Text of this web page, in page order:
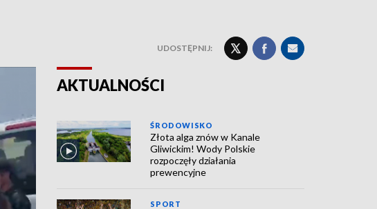
UDOSTĘPNIJ:
AKTUALNOŚCI
ŚRODOWISKO
Złota alga znów w Kanale
Gliwickim! Wody Polskie
rozpoczęły działania
prewencyjne
SPORT